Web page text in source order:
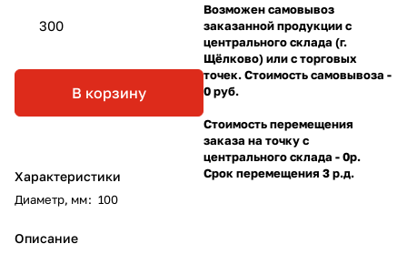
300
В корзину
Характеристики
Диаметр, мм: 100
Описание
Возможен самовывоз
заказанной продукции с
центрального склада (г.
Щёлково) или с торговых
точек. Стоимость самовывоза -
0 руб.
Стоимость перемещения
заказа на точку с
центрального склада - 0р.
Срок перемещения 3 р.д.